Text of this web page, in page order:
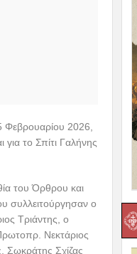
Φεβρουαρίου 2026,
το Σπίτι Γαλήνης
του Όρθρου και
συλλειτούργησαν ο
Τριάντης, ο
Νεκτάριος
Σωκράτης Σχίζας